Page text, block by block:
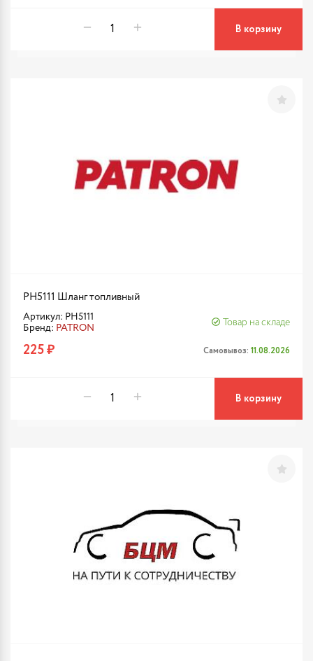
В корзину
PH5111 Шланг топливный
Артикул: PH5111
Бренд: PATRON
Товар на складе
225 ₽ Самовывоз: 11.08.2026
В корзину